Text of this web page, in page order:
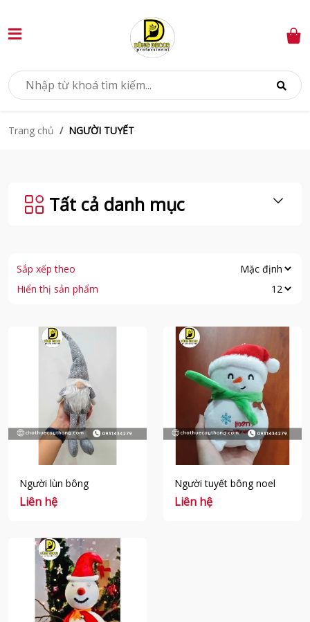
Trang chủ NGƯỜI TUYẾT
Tất cả danh mục
Sắp xếp theo
Hiển thị sản phẩm
Người lùn bông
Liên hệ
Người tuyết bông noel
Liên hệ